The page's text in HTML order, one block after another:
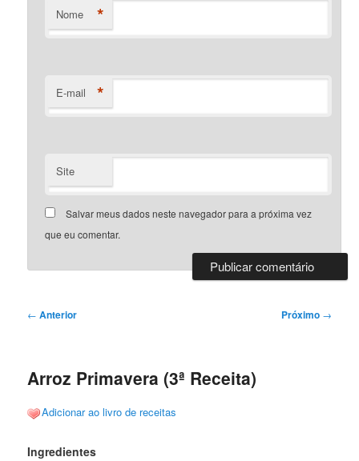
Nome *
E-mail *
Site
Salvar meus dados neste navegador para a próxima vez
que eu comentar.
Navegação
← Anterior Próximo →
Arroz Primavera (3ª Receita)
Adicionar ao livro de receitas
Ingredientes